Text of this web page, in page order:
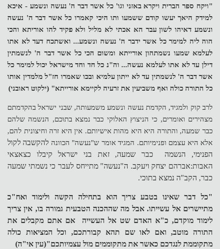
"ויקח ספר הברית ויקרא באזני וגו' כל אשר דבר ה' נעשה ונשמע - איכא
למידק היאך יעשו קודם ששמעו ותו היכי קאמרו כל אשר דבר ה' נעשה
ונשמע דאיהו לשון עבר הא אכתי לא מליל ולא פקיד להו אוריתא והכי
הוה ליה למימר כל אשר ידבר ה' נעשה ונשמע... ואשתכח דעד לא אתו
לעלמא שמעו נשמתהון אורייתא ומשום הכי כל אשר דבר ה' לנשמתין
דילן עד לא אתו לעלמא נעשה... וה"נ כל חד וחד מישראל יכול למימר כל
אשר דבר ה' לנשמתין עד לא ייתון עלמיא ובכו שאמרו חז"ל מלמדין אותו
כל התורה כולה ואף משביעין את זרעיה לקיימא אורייתא" (ילקוט ראובני)
לרב קוק ולמגיד, הקדמת נעשה ונשמע משמעותה, שבני ישראל בהקדמתם
מצהירים ואומרים, כי הניצוץ האלוקי כבר נמצא בתוכם, הנשמה שלהם
כבר שמעה, והתורה היא היא מהות אישיותם. אין היא זרה וחיצונית להם,
אלא היא עצמם ופנימיותם. המגיד אומר ש"נעשה" הכוונה להקשבה לקול
הפנימי, הנשמה כבר שמעה, זאת בני ישראל קיבלו כצאצאי
האבות:אברהם יצחק ויעקב. ה"נעשה" מתייחס לעבר כי נשמתי שמעה
כבר, הקב"ה נמצא בתוכי.
"כל דבר שאינו בטבע צריך הוא בתחילה הקשה ולימוד ואח"כ
מתיישרים אל עשייתו. אבל מה שההכנה הטבעית גמורה בו, אין צריך
לימוד מוקדם, כ"א האדם שט אל העשייה אם אתם מקבלים את
התורה מוטב, ואם לאו שם תהא קבורתכם, וכל המציאות כולה
מתקוממת לנגדכם כאשר את מתקוממים מול עצמיותכם"(עין אי"ה)